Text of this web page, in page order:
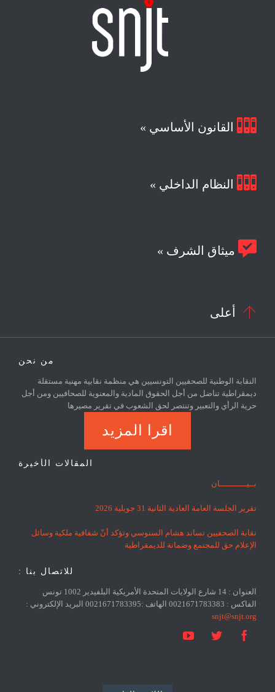
 القانون الأساسي »
 النظام الداخلي »
 ميثاق الشرف »
 أعلى
من نحن
النقابة الوطنية للصحفيين التونسيين هي منظمة نقابية مهنية مستقلة
ديمقراطية تناضل من أجل الحقوق المادية والمعنوية للصحافيين ومن أجل
حرية الرأي والتعبير وتنتصر لحق الشعوب في تقرير مصيرها
اقرا المزيد
المقالات الأخيرة
بــيـــــــــــان
تقرير الجلسة العامة العادية الثانية 31 جويلية 2026
نقابة الصحفيين تساند هشام السنوسي وتؤكد أنّ شفافية ملكية وسائل
الإعلام حق للمجتمع وضمانة للديمقراطية
للاتصال بنا :
العنوان : 14 شارع الولايات المتحدة الأمريكية البلفيدير 1002 تونس
الفاكس : 0021671783383 الهاتف :0021671783395 البريد الإلكتروني :
snjt@snjt.org


